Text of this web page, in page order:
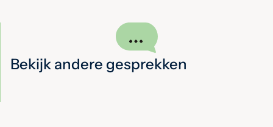
Bekijk andere gesprekken